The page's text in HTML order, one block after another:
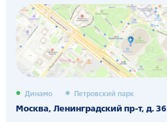
Динамо Петровский парк
Москва, Ленинградский пр-т, д. 36